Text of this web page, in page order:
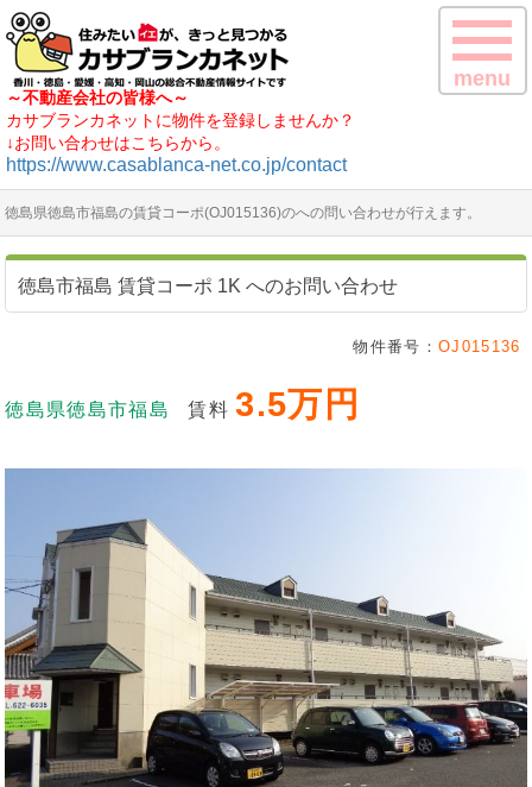
～不動産会社の皆様へ～
カサブランカネットに物件を登録しませんか？
↓お問い合わせはこちらから。
https://www.casablanca-net.co.jp/contact
menu
徳島県徳島市福島の賃貸コーポ(OJ015136)のへの問い合わせが行えます。
徳島市福島 賃貸コーポ 1K へのお問い合わせ
物件番号： OJ015136
徳島県徳島市福島 賃料3.5万円